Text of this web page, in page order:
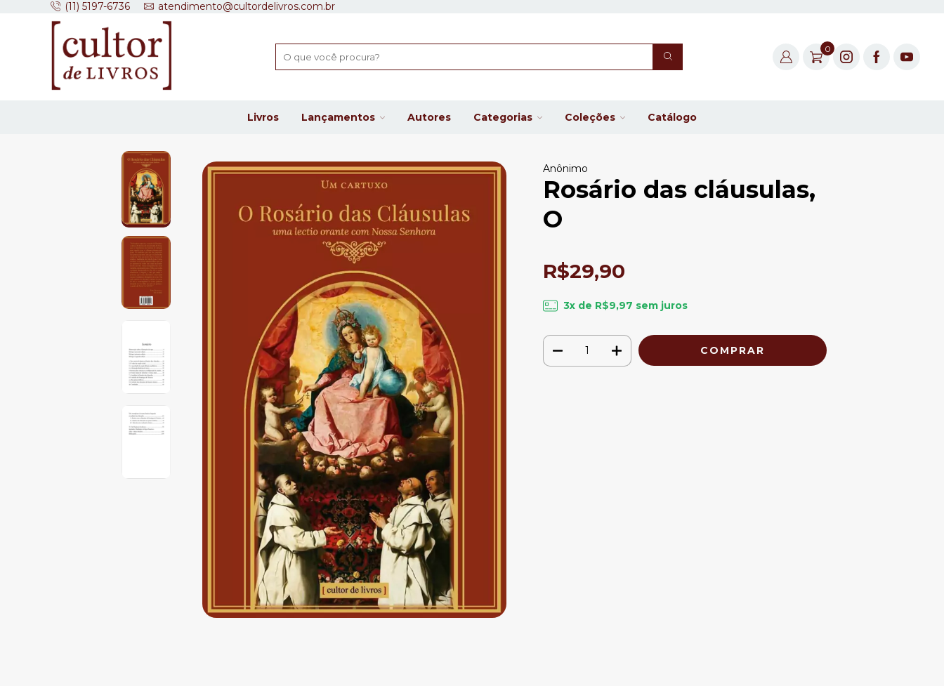
(11) 5197-6736 atendimento@cultordelivros.com.br
0
Livros Lançamentos Autores Categorias Coleções Catálogo
Anônimo
Rosário das cláusulas,
O
R$29,90
3x de R$9,97 sem juros